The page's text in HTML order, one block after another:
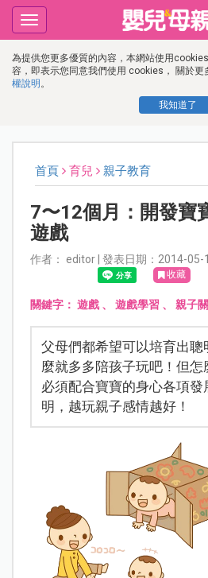
為提供您更多優質的內容，本網站使用
容，即表示您同意我們使用 cookies， 關於
權說明 。
我知道了
Toggle
navigation
首頁 育兒 親子教育
7〜12個月：開發寶
遊戲
作者： editor | 發表日期：2014-05-
收藏
關鍵字： 遊戲、 遊戲學習 、 親子
父母們都希望可以培育出
麼就多多陪孩子玩吧！但怎
必須配合寶寶的身心各項
明，越玩親子感情越好！